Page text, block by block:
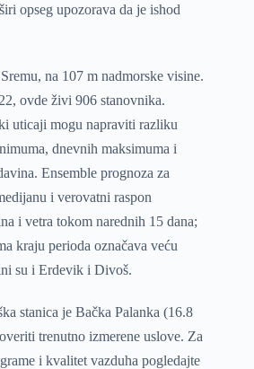
opseg upozorava da je ishod
na 107 m nadmorske visine.
ovde živi 906 stanovnika.
uticaji mogu napraviti razliku
dnevnih maksimuma i
Ensemble prognoza za
i verovatni raspon
i vetra tokom narednih 15 dana;
kraju perioda označava veću
su i Erdevik i Divoš.
stanica je Bačka Palanka (16.8
trenutno izmerene uslove. Za
i kvalitet vazduha pogledajte